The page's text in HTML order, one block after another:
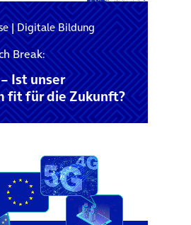
|Digitale Bildung
Break:
Ist unser
fit für die Zukunft?